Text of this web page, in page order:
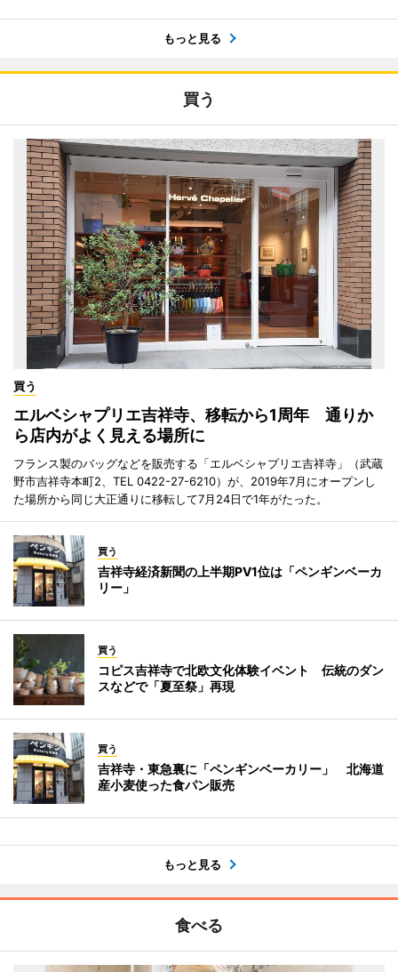
もっと見る
買う
買う
エルベシャプリエ吉祥寺、移転から1周年 通りか
ら店内がよく見える場所に
フランス製のバッグなどを販売する「エルベシャプリエ吉祥寺」（武蔵
野市吉祥寺本町2、TEL 0422-27-6210）が、2019年7月にオープンし
た場所から同じ大正通りに移転して7月24日で1年がたった。
買う
吉祥寺経済新聞の上半期PV1位は「ペンギンベーカ
リー」
買う
コピス吉祥寺で北欧文化体験イベント 伝統のダン
スなどで「夏至祭」再現
買う
吉祥寺・東急裏に「ペンギンベーカリー」 北海道
産小麦使った食パン販売
もっと見る
食べる